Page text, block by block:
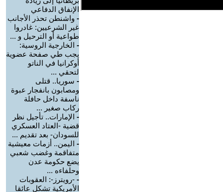
الإنفاق الدفاعي
- واشنطن تحذر الأجانب
غير الشرعيين: غادروا
طواعية أو الترحيل و ...
- الخارجية الروسية:
يجب طي صفحة عضوية
أوكرانيا في الناتو
لتحقي ...
- سوريا.. قتلى
ومصابون بانفجار عبوة
ناسفة داخل حافلة
ركاب صغير ...
- الإمارات.. تأجيل نظر
قضية -العتاد العسكري
للسودان- بعد تقديم ...
- اليمن.. أزمات معيشية
متفاقمة وغضب شعبي
يضع حكومة عدن
وحلفاءه ...
- -رويترز-: العقوبات
الأمريكية تشكل عائقا